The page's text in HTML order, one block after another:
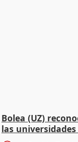
Bolea (UZ)
las